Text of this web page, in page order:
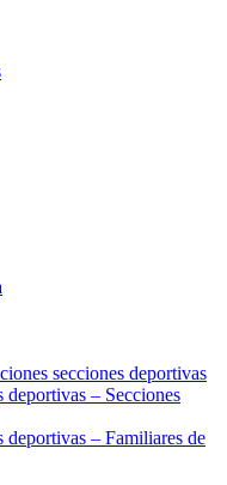
secciones deportivas
deportivas – Secciones
deportivas – Familiares de